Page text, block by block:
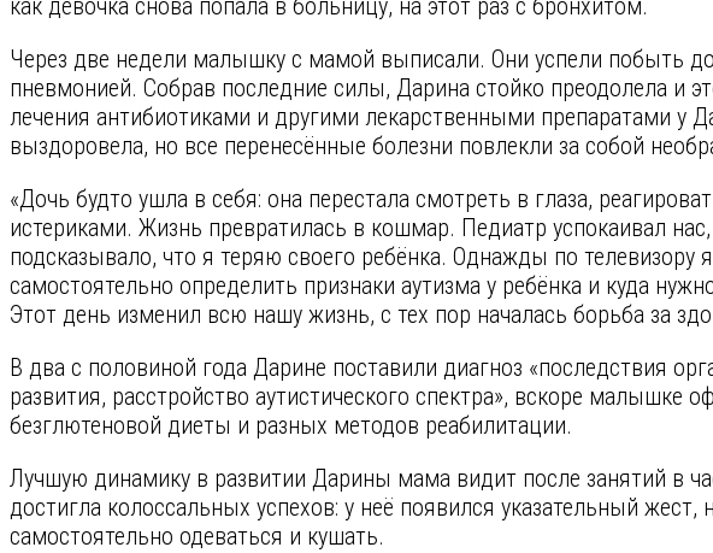
как девочка снова попала в больницу, на этот раз с бронхитом.
Через две недели малышку с мамой выписали. Они успели побыть
пневмонией. Собрав последние силы, Дарина стойко преодолела и
лечения антибиотиками и другими лекарственными препаратами у
выздоровела, но все перенесённые болезни повлекли за собой
«Дочь будто ушла в себя: она перестала смотреть в глаза,
истериками. Жизнь превратилась в кошмар. Педиатр успокаивал
подсказывало, что я теряю своего ребёнка. Однажды по
самостоятельно определить признаки аутизма у ребёнка и куда
Этот день изменил всю нашу жизнь, с тех пор началась борьба за
В два с половиной года Дарине поставили диагноз «последствия
развития, расстройство аутистического спектра», вскоре
безглютеновой диеты и разных методов реабилитации.
Лучшую динамику в развитии Дарины мама видит после занятий в
достигла колоссальных успехов: у неё появился указательный
самостоятельно одеваться и кушать.